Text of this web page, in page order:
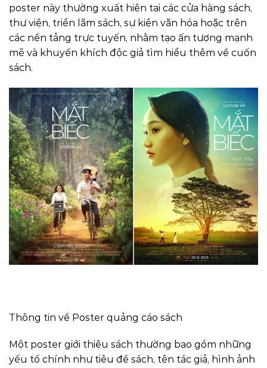
poster này thường xuất hiện tại các cửa hàng sách,
thư viện, triển lãm sách, sự kiện văn hóa hoặc trên
các nền tảng trực tuyến, nhằm tạo ấn tượng mạnh
mẽ và khuyến khích độc giả tìm hiểu thêm về cuốn
sách.
Thông tin về Poster quảng cáo sách
Một poster giới thiệu sách thường bao gồm những
yếu tố chính như tiêu đề sách, tên tác giả, hình ảnh